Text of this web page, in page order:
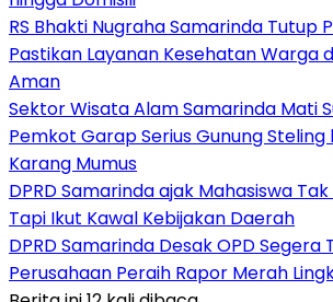
RS Bhakti Nugraha Samarinda Tutup
Pastikan Layanan Kesehatan Warga
Aman
Sektor Wisata Alam Samarinda Mati
Pemkot Garap Serius Gunung Steling
Karang Mumus
DPRD Samarinda ajak Mahasiswa
Tapi Ikut Kawal Kebijakan Daerah
DPRD Samarinda Desak OPD Segera
Perusahaan Peraih Rapor Merah